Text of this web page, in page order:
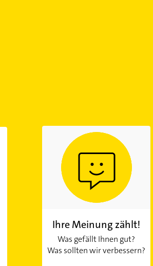
Ihre Meinung zählt!
Was gefällt Ihnen gut?
Was sollten wir verbessern?